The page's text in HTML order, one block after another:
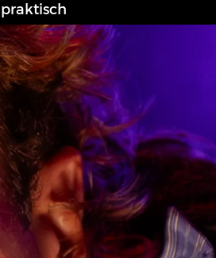
praktisch